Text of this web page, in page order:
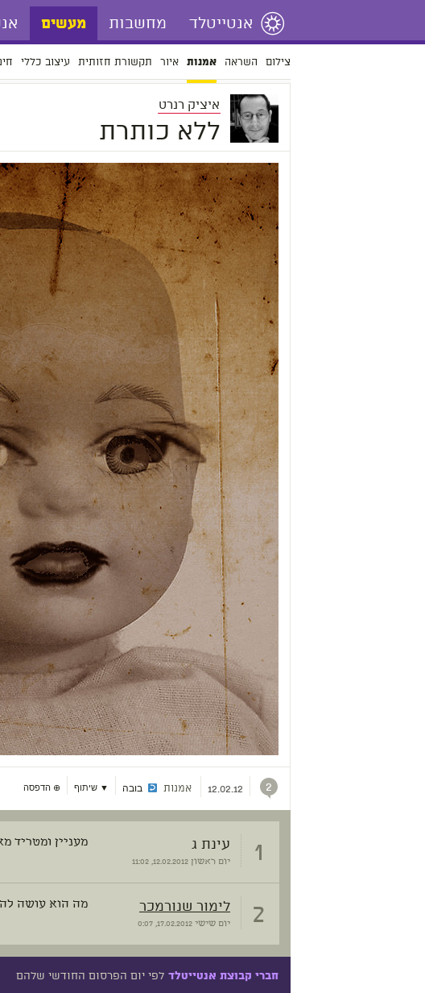
אנטייטלד מחשבות מעשים
צילום השראה אמנות איור תקשורת חזותית עיצוב כללי
איציק רנרט
ללא כותרת
2
12.02.12 אמנות בובה ▼ שיתוף ⊕ הדפסה
1 עינת ג
יום ראשון
מעניין ומטריד
2 לימור שנורמכר
יום שישי
מה הוא עושה
חברי קבוצת אנטייטלד לפי יום הפרסום החודשי שלהם